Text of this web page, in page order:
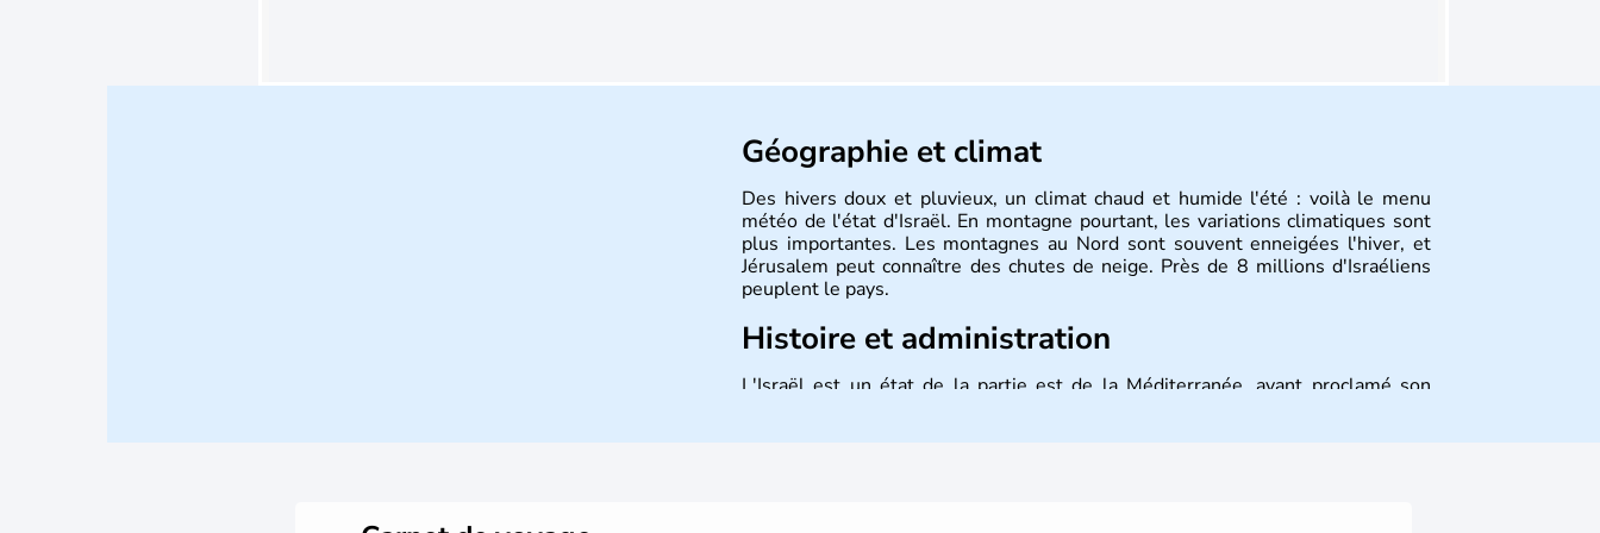
Géographie et climat
Des hivers doux et pluvieux, un climat chaud et humide l'été : voilà le menu
météo de l'état d'Israël. En montagne pourtant, les variations climatiques sont
plus importantes. Les montagnes au Nord sont souvent enneigées l'hiver, et
Jérusalem peut connaître des chutes de neige. Près de 8 millions d'Israéliens
peuplent le pays.
Histoire et administration
L'Israël est un état de la partie est de la Méditerranée, ayant proclamé son